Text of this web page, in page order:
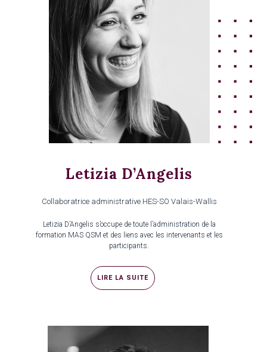
Letizia D’Angelis
Collaboratrice administrative HES-SO Valais-Wallis
Letizia D’Angelis s’occupe de toute l’administration de la
formation MAS QSM et des liens avec les intervenants et les
participants.
LIRE LA SUITE